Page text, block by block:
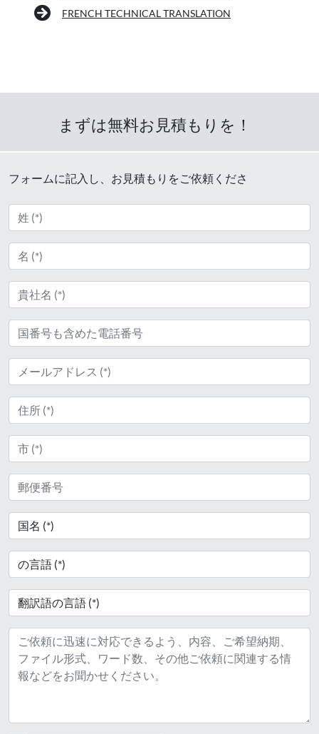
FRENCH TECHNICAL TRANSLATION
まずは無料お見積もりを！
フォームに記入し、お見積もりをご依頼くださ